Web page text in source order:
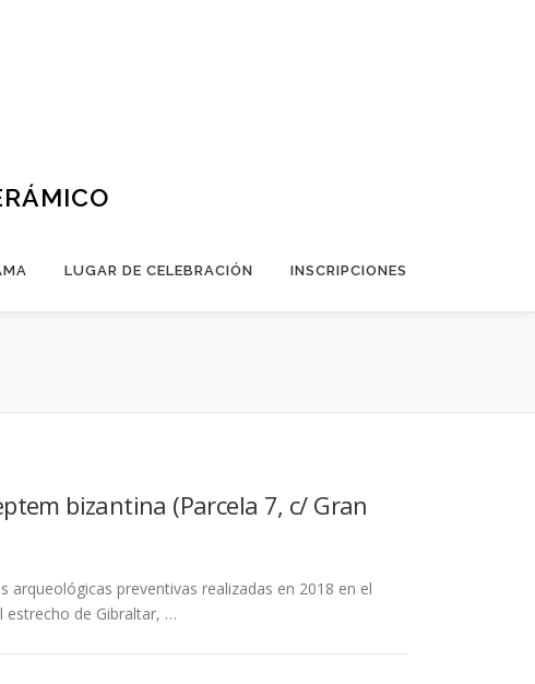
LUGAR DE CELEBRACIÓN INSCRIPCIONES
bizantina (Parcela 7, c/ Gran
arqueológicas preventivas realizadas en 2018 en el
estrecho de Gibraltar, …